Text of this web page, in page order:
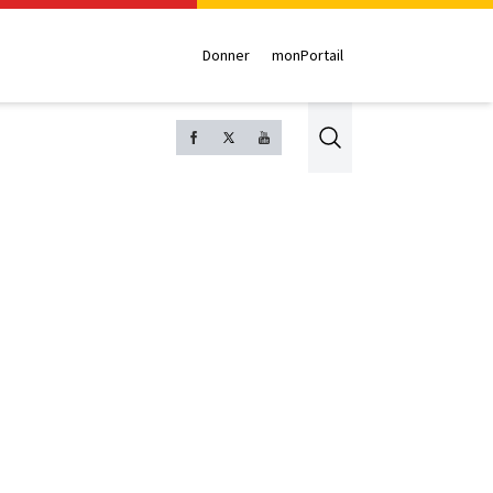
Donner monPortail
Search